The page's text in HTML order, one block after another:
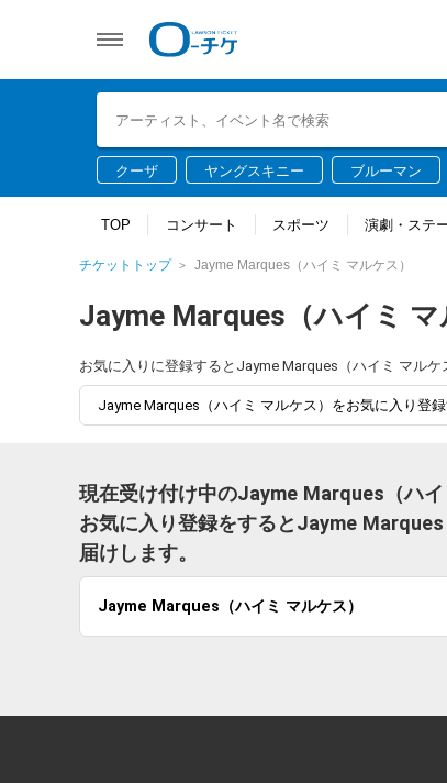
クーザ ヤングスキニー ブルーマン
TOP コンサート スポーツ 演劇・ステ
チケットトップ Jayme Marques（ハイミ マルケス）
Jayme Marques（ハイミ マ
お気に入りに登録するとJayme Marques（ハイミ マル
Jayme Marques（ハイミ マルケス）をお気に入り登
現在受け付け中のJayme Marques（ハ
お気に入り登録をするとJayme
届けします。
Jayme Marques（ハイミ マルケス）